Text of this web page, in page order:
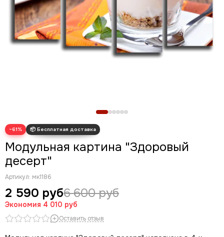
Фильмы, Мультфильмы
Спорт
Космос
Новогодние картины
−61%
Модульная картина "Здоровый
десерт"
Артикул: мк1186
2 590 руб6 600 руб
Экономия 4 010 руб
Оставить отзыв